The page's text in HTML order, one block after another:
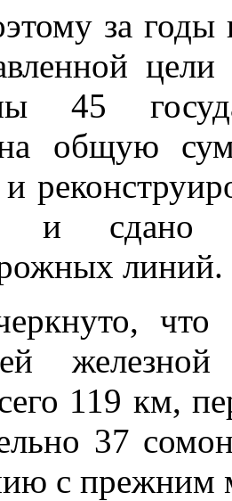
за годы
45
на общую
и
линий.
что
119 км,
37
с